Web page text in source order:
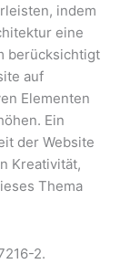
indem
eine
berücksichtigt
auf
Elementen
Ein
der Website
Kreativität,
Thema
2.